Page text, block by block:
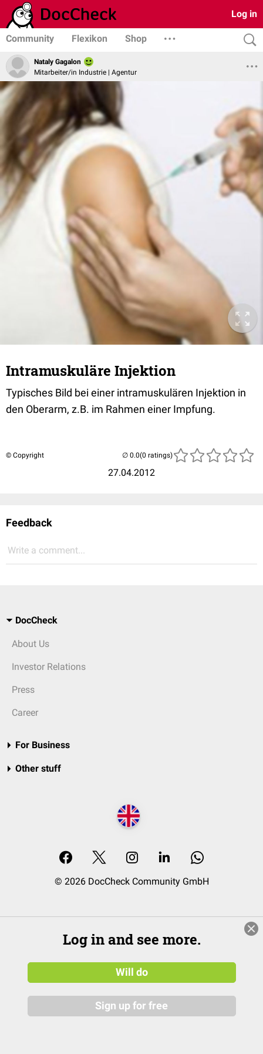
Log in
Community Flexikon Shop
Nataly Gagalon
Mitarbeiter/in Industrie | Agentur
Intramuskuläre Injektion
Typisches Bild bei einer intramuskulären Injektion in
den Oberarm, z.B. im Rahmen einer Impfung.
© Copyright
27.04.2012
(0 ratings)
Feedback
Write a comment...
DocCheck
About Us
Investor Relations
Press
Career
For Business
Other stuff
© 2026 DocCheck Community GmbH
Log in and see more.
Will do
Sign up for free